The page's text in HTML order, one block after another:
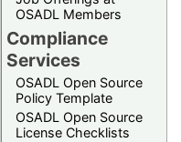
OSADL Members
Compliance
Services
OSADL Open Source
Policy Template
OSADL Open Source
License Checklists